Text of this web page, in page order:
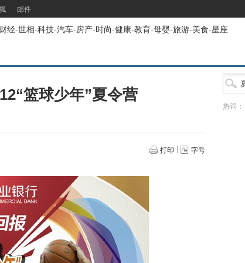
邮件
财经-世相-科技-汽车-房产-时尚-健康-教育-母婴-旅游-美食-星座
篮球少年”夏令营
打印 字号
热词：